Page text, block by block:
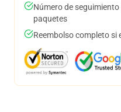
Número de
paquetes
Reembolso completo si